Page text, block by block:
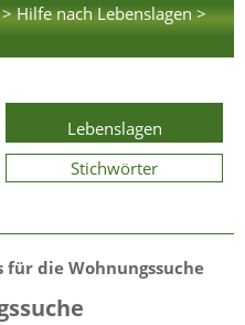
Hilfe nach Lebenslagen >
Lebenslagen
Stichwörter
für die Wohnungssuche